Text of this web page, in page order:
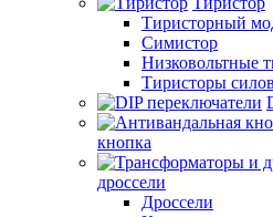
Тиристорный
Симистор
Низковольтные
Тиристоры
кнопка
дроссели
Дроссели